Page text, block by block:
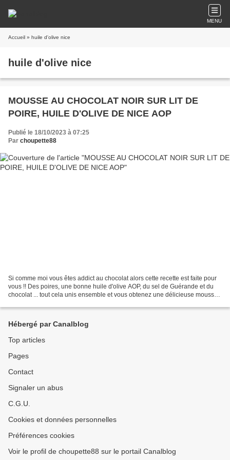
MENU
Accueil » huile d'olive nice
huile d'olive nice
MOUSSE AU CHOCOLAT NOIR SUR LIT DE
POIRE, HUILE D'OLIVE DE NICE AOP
Publié le 18/10/2023 à 07:25
Par choupette88
Si comme moi vous êtes addict au chocolat alors cette recette est faite pour
vous !! Des poires, une bonne huile d'olive AOP, du sel de Guérande et du
chocolat ... tout cela unis ensemble et vous obtenez une délicieuse mousse
Hébergé par Canalblog
Top articles
Pages
Contact
Signaler un abus
C.G.U.
Cookies et données personnelles
Préférences cookies
Voir le profil de choupette88 sur le portail Canalblog